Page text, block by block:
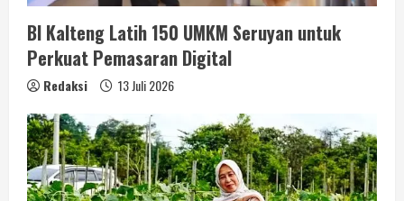
BI Kalteng Latih 150 UMKM Seruyan untuk
Perkuat Pemasaran Digital
Redaksi 13 Juli 2026